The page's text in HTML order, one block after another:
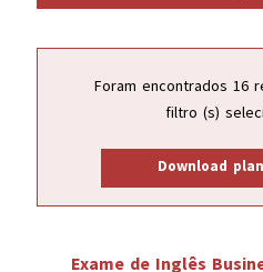
Foram encontrados 16
filtro (s)
Download
Exame de Inglês